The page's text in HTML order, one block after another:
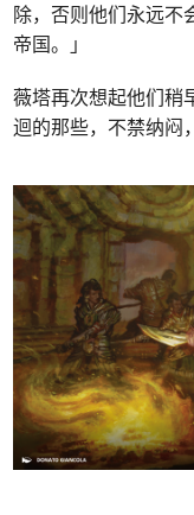
除，否则他们永远不
帝国。」
薇塔再次想起他们稍
迴的那些，不禁纳闷